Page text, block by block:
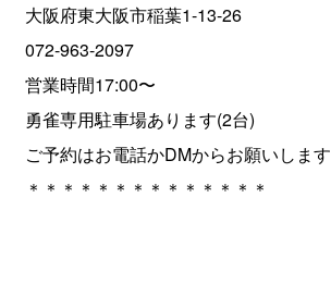
大阪府東大阪市稲葉1-13-26
072-963-2097
営業時間17:00〜
勇雀専用駐車場あります(2台)
ご予約はお電話かDMからお願いします
＊＊＊＊＊＊＊＊＊＊＊＊＊＊